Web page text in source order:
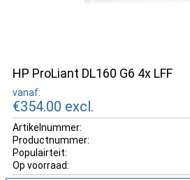
HP ProLiant DL160 G6 4x LFF
vanaf:
€354.00 excl.
Artikelnummer:
Productnummer:
Populairteit:
Op voorraad: